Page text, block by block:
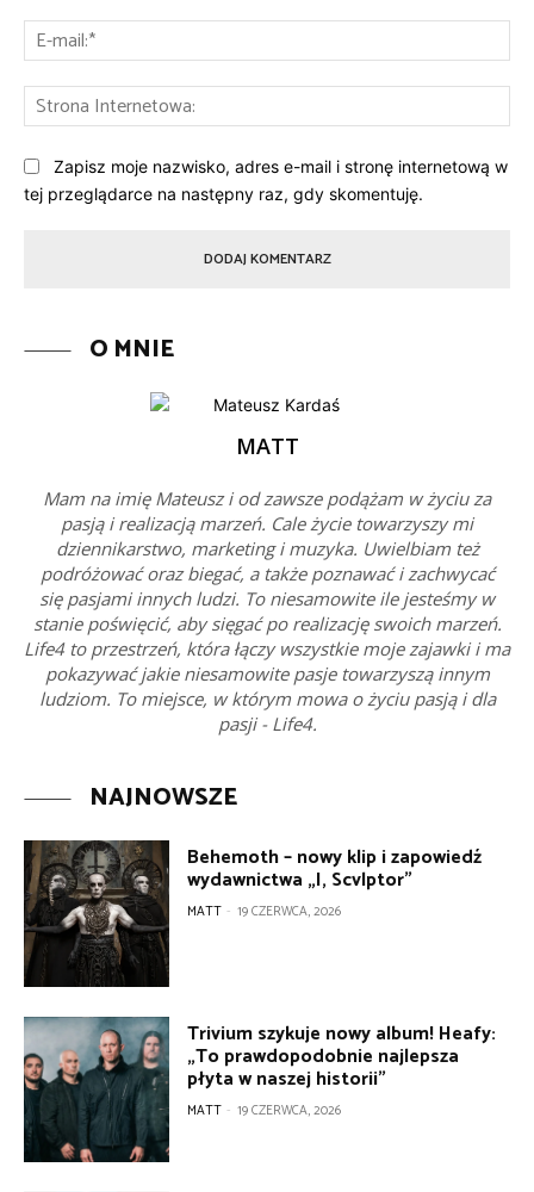
Zapisz moje nazwisko, adres e-mail i stronę internetową w
tej przeglądarce na następny raz, gdy skomentuję.
O MNIE
MATT
Mam na imię Mateusz i od zawsze podążam w życiu za
pasją i realizacją marzeń. Cale życie towarzyszy mi
dziennikarstwo, marketing i muzyka. Uwielbiam też
podróżować oraz biegać, a także poznawać i zachwycać
się pasjami innych ludzi. To niesamowite ile jesteśmy w
stanie poświęcić, aby sięgać po realizację swoich marzeń.
Life4 to przestrzeń, która łączy wszystkie moje zajawki i ma
pokazywać jakie niesamowite pasje towarzyszą innym
ludziom. To miejsce, w którym mowa o życiu pasją i dla
pasji - Life4.
NAJNOWSZE
Behemoth – nowy klip i zapowiedź
wydawnictwa „I, Scvlptor”
MATT - 19 CZERWCA, 2026
Trivium szykuje nowy album! Heafy:
„To prawdopodobnie najlepsza
płyta w naszej historii”
MATT - 19 CZERWCA, 2026